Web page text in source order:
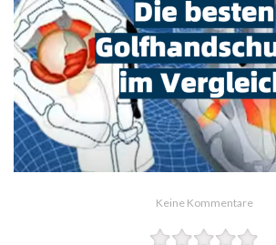
Keine Kommentare